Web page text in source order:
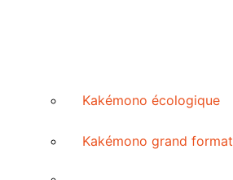
Kakémono grand format
Kakémono écologique